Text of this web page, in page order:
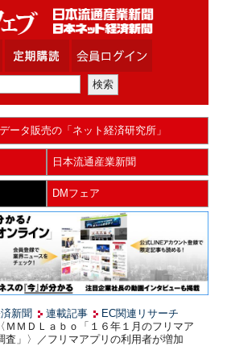
データ販売の「ネット経済研究所」
日本流通産業新聞
DMフェア
新聞 連載記事
EC関連リサーチ
ＭＭＤＬａｂｏ「１６年１月のフリマア
査」〉／フリマアプリの利用者が増加